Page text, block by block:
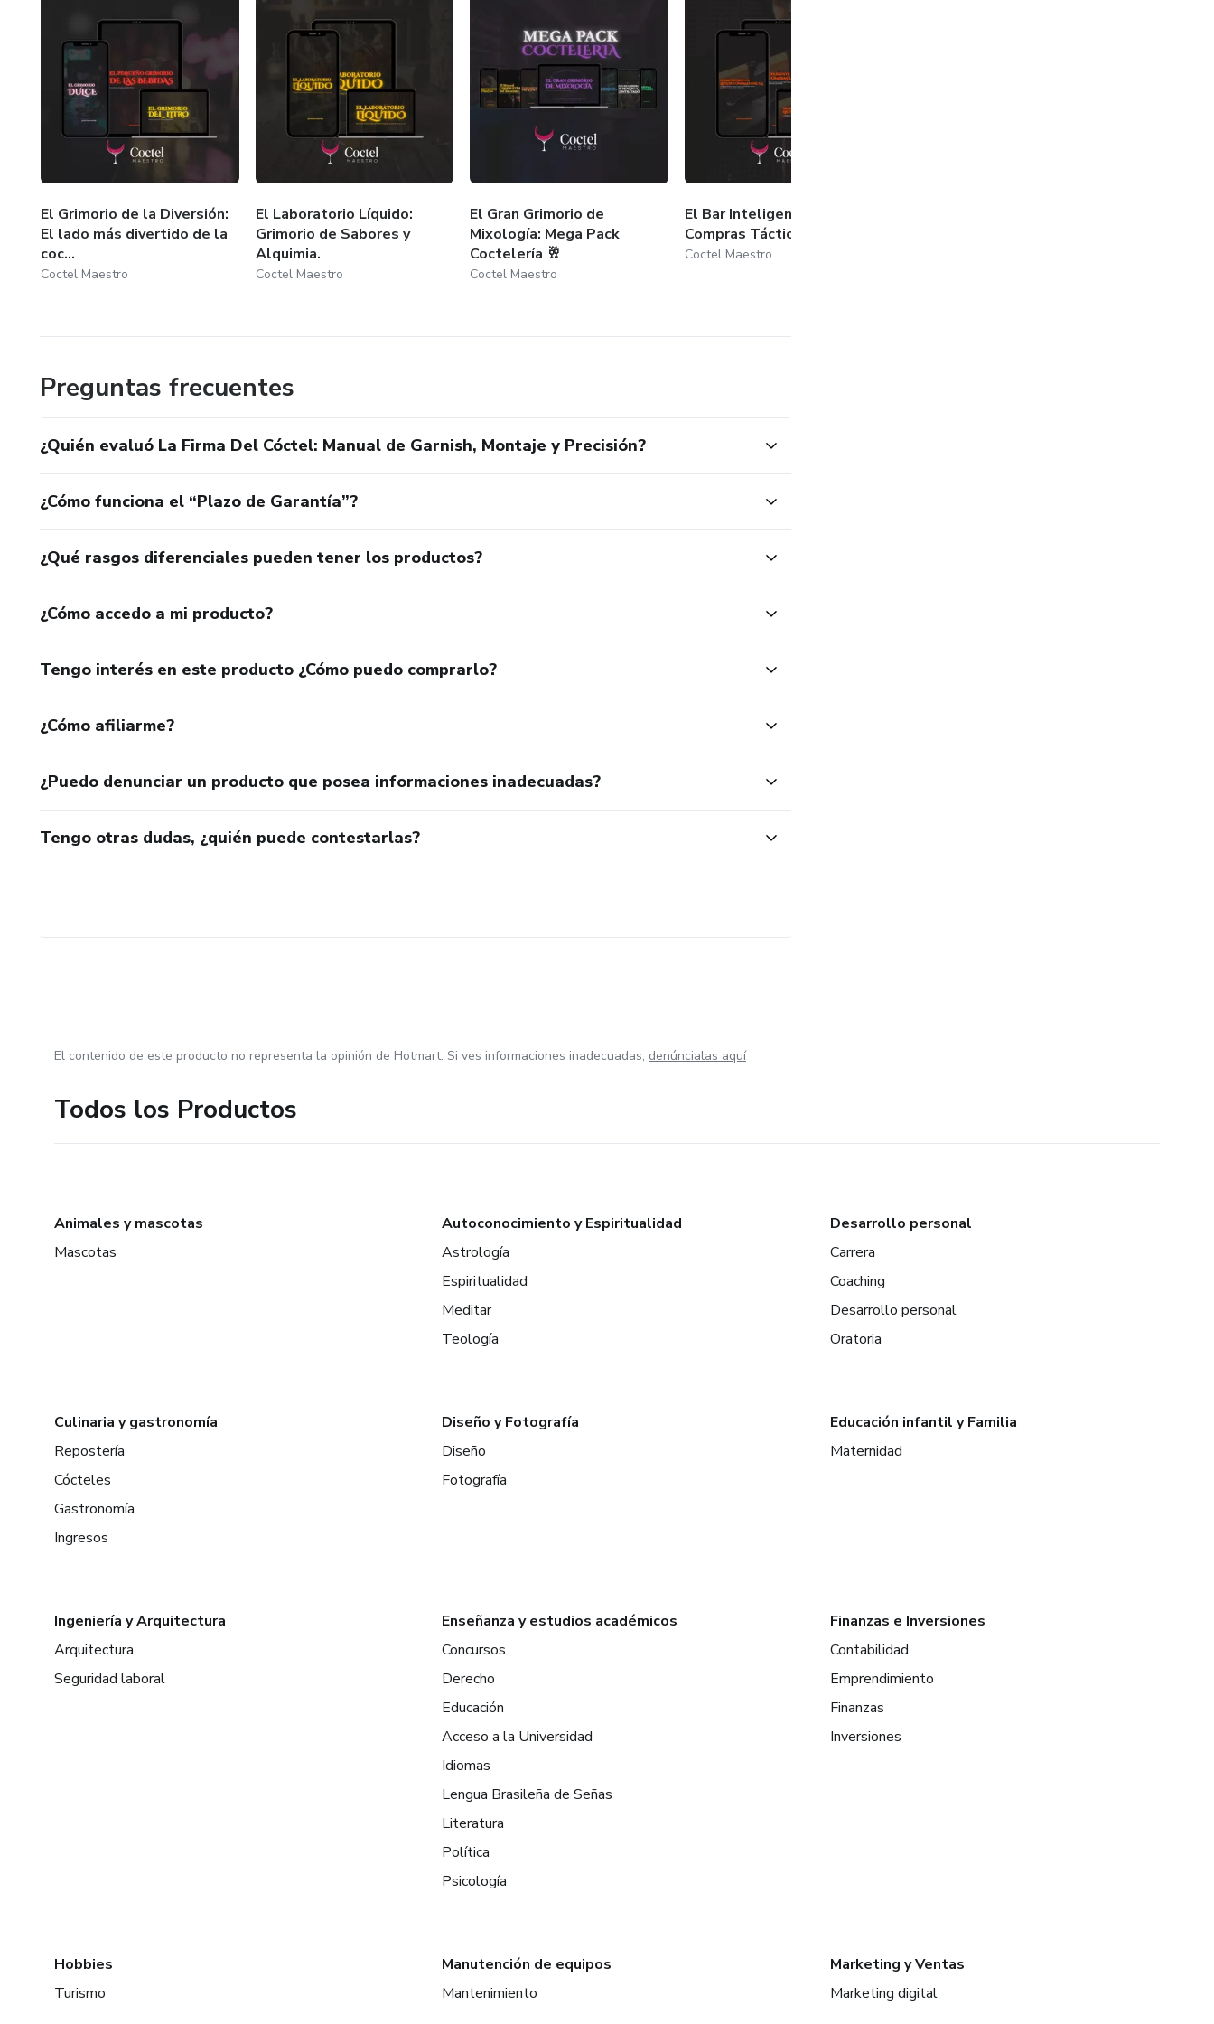
El Grimorio de la Diversión:
El lado más divertido de la
coc...
Coctel Maestro
El Laboratorio Líquido:
Grimorio de Sabores y
Alquimia.
Coctel Maestro
El Gran Grimorio de
Mixología: Mega Pack
Coctelería 🥂
Coctel Maestro
El Bar Inteligente: Lista de
Compras Táctica y Logística
Coctel Maestro
Preguntas frecuentes
¿Quién evaluó La Firma Del Cóctel: Manual de Garnish, Montaje y Precisión?
¿Cómo funciona el “Plazo de Garantía”?
¿Qué rasgos diferenciales pueden tener los productos?
¿Cómo accedo a mi producto?
Tengo interés en este producto ¿Cómo puedo comprarlo?
¿Cómo afiliarme?
¿Puedo denunciar un producto que posea informaciones inadecuadas?
Tengo otras dudas, ¿quién puede contestarlas?
El contenido de este producto no representa la opinión de Hotmart. Si ves informaciones inadecuadas, denúncialas aquí
Todos los Productos
Animales y mascotas
Mascotas
Autoconocimiento y Espiritualidad
Astrología
Espiritualidad
Meditar
Teología
Desarrollo personal
Carrera
Coaching
Desarrollo personal
Oratoria
Culinaria y gastronomía
Repostería
Cócteles
Gastronomía
Ingresos
Diseño y Fotografía
Diseño
Fotografía
Educación infantil y Familia
Maternidad
Ingeniería y Arquitectura
Arquitectura
Seguridad laboral
Enseñanza y estudios académicos
Concursos
Derecho
Educación
Acceso a la Universidad
Idiomas
Lengua Brasileña de Señas
Literatura
Política
Psicología
Finanzas e Inversiones
Contabilidad
Emprendimiento
Finanzas
Inversiones
Hobbies
Turismo
Manutención de equipos
Mantenimiento
Marketing y Ventas
Marketing digital